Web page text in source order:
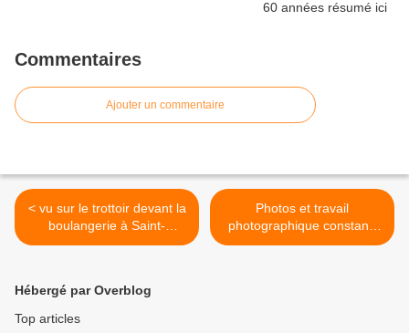
Commentaires
Ajouter un commentaire
< vu sur le trottoir devant la
boulangerie à Saint-
Gonnery lundi 5 octobre
Photos et travail
photographique constant,
un état d'esprit aussi ! >
Hébergé par Overblog
Top articles